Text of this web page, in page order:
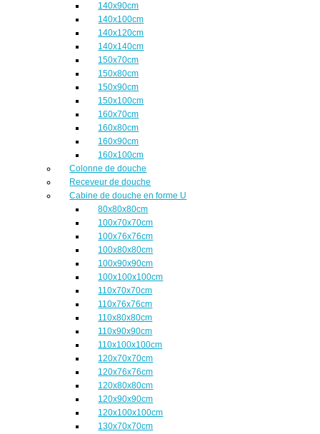
140x90cm
140x100cm
140x120cm
140x140cm
150x70cm
150x80cm
150x90cm
150x100cm
160x70cm
160x80cm
160x90cm
160x100cm
Colonne de douche
Receveur de douche
Cabine de douche en forme U
80x80x80cm
100x70x70cm
100x76x76cm
100x80x80cm
100x90x90cm
100x100x100cm
110x70x70cm
110x76x76cm
110x80x80cm
110x90x90cm
110x100x100cm
120x70x70cm
120x76x76cm
120x80x80cm
120x90x90cm
120x100x100cm
130x70x70cm